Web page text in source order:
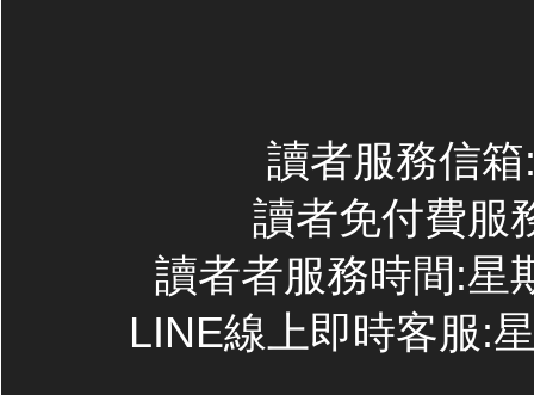
讀者服務信
讀者免付費服
讀者者服務時間:星
LINE線上即時客服: